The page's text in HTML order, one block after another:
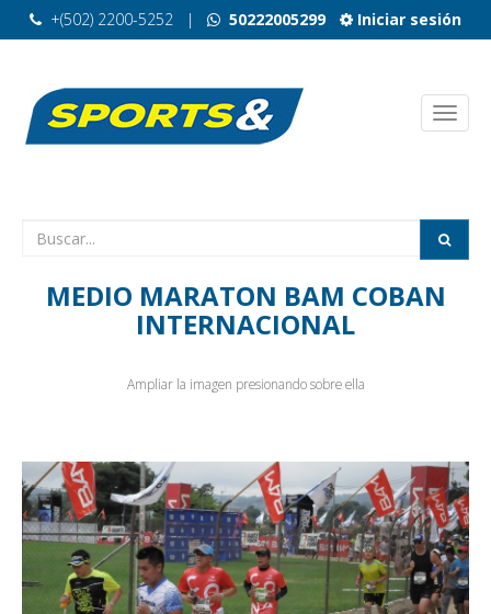
Iniciar sesión
+(502) 2200-5252 | 50222005299
MEDIO MARATON BAM COBAN
INTERNACIONAL
Ampliar la imagen presionando sobre ella